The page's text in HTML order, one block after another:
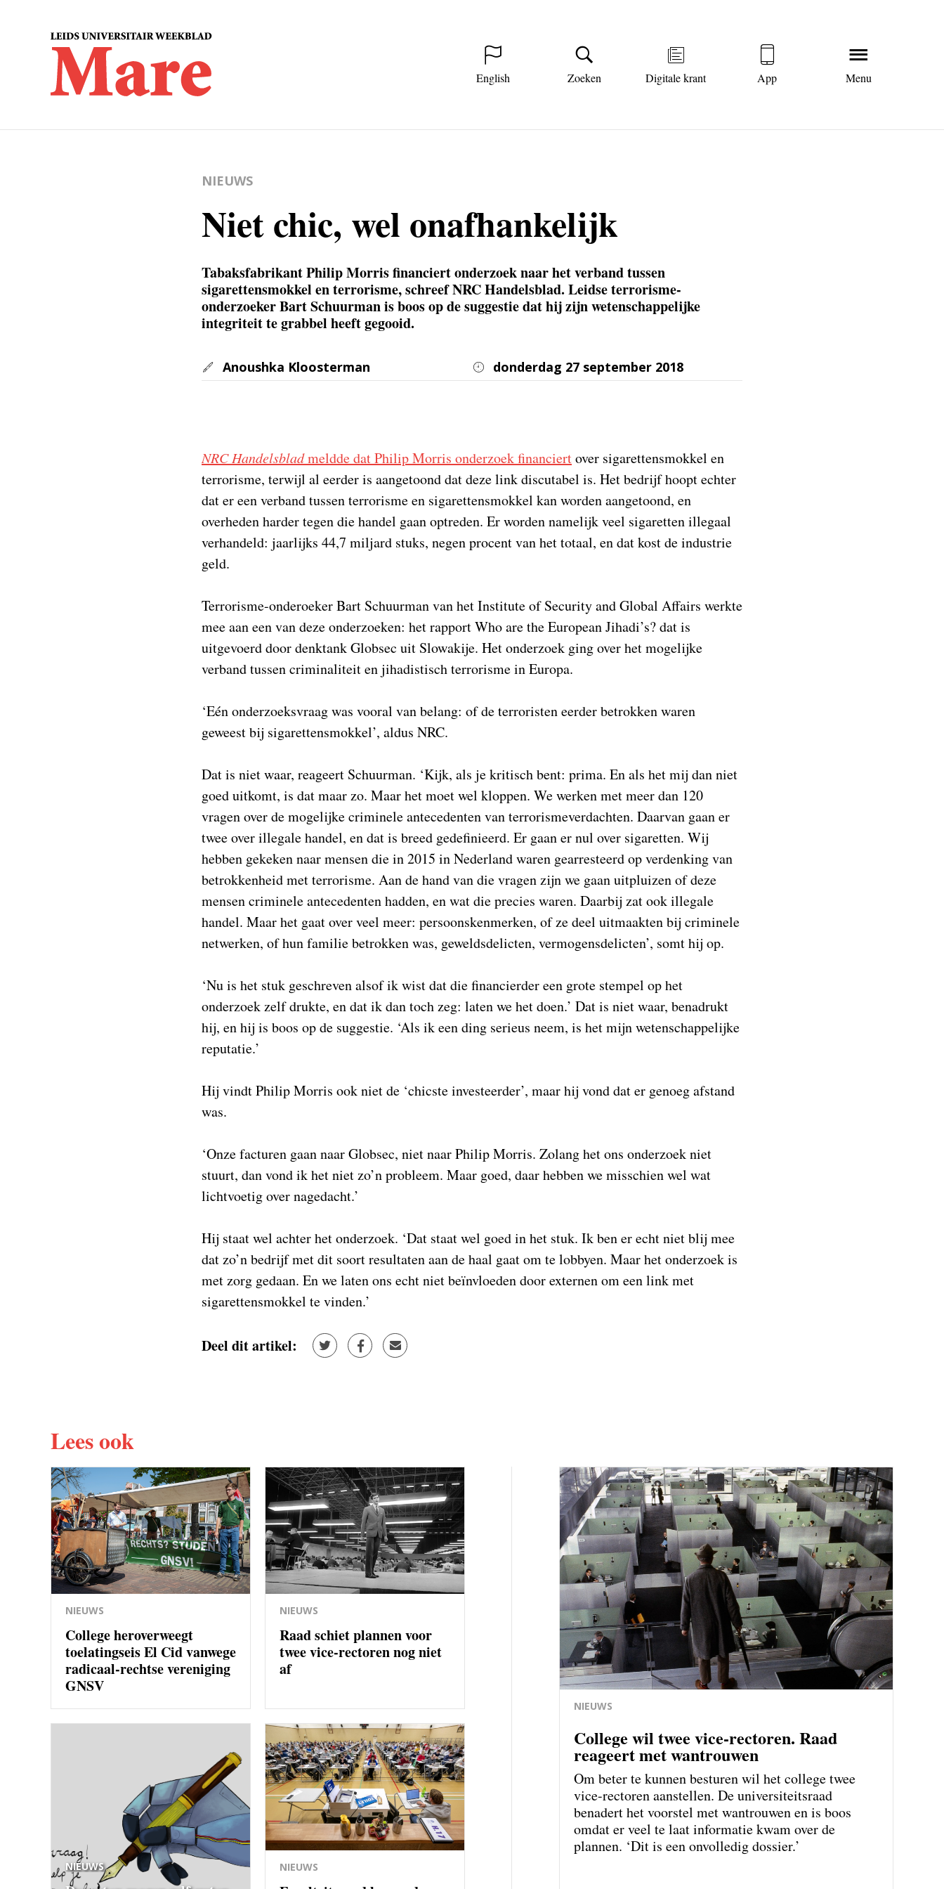
English Zoeken Digitale krant App Menu
NIEUWS
Niet chic, wel onafhankelijk
Tabaksfabrikant Philip Morris financiert onderzoek naar het verband tussen
sigarettensmokkel en terrorisme, schreef NRC Handelsblad. Leidse terrorisme-
onderzoeker Bart Schuurman is boos op de suggestie dat hij zijn wetenschappelijke
integriteit te grabbel heeft gegooid.
Anoushka Kloosterman donderdag 27 september 2018
NRC Handelsbladmeldde dat Philip Morris onderzoek financiertover sigarettensmokkel en
terrorisme, terwijl al eerder is aangetoond dat deze link discutabel is. Het bedrijf hoopt echter
dat er een verband tussen terrorisme en sigarettensmokkel kan worden aangetoond, en
overheden harder tegen die handel gaan optreden. Er worden namelijk veel sigaretten illegaal
verhandeld: jaarlijks 44,7 miljard stuks, negen procent van het totaal, en dat kost de industrie
geld.
Terrorisme-onderoeker Bart Schuurman van het Institute of Security and Global Affairs werkte
mee aan een van deze onderzoeken: het rapport Who are the European Jihadi’s? dat is
uitgevoerd door denktank Globsec uit Slowakije. Het onderzoek ging over het mogelijke
verband tussen criminaliteit en jihadistisch terrorisme in Europa.
‘Eén onderzoeksvraag was vooral van belang: of de terroristen eerder betrokken waren
geweest bij sigarettensmokkel’, aldus NRC.
Dat is niet waar, reageert Schuurman. ‘Kijk, als je kritisch bent: prima. En als het mij dan niet
goed uitkomt, is dat maar zo. Maar het moet wel kloppen. We werken met meer dan 120
vragen over de mogelijke criminele antecedenten van terrorismeverdachten. Daarvan gaan er
twee over illegale handel, en dat is breed gedefinieerd. Er gaan er nul over sigaretten. Wij
hebben gekeken naar mensen die in 2015 in Nederland waren gearresteerd op verdenking van
betrokkenheid met terrorisme. Aan de hand van die vragen zijn we gaan uitpluizen of deze
mensen criminele antecedenten hadden, en wat die precies waren. Daarbij zat ook illegale
handel. Maar het gaat over veel meer: persoonskenmerken, of ze deel uitmaakten bij criminele
netwerken, of hun familie betrokken was, geweldsdelicten, vermogensdelicten’, somt hij op.
‘Nu is het stuk geschreven alsof ik wist dat die financierder een grote stempel op het
onderzoek zelf drukte, en dat ik dan toch zeg: laten we het doen.’ Dat is niet waar, benadrukt
hij, en hij is boos op de suggestie. ‘Als ik een ding serieus neem, is het mijn wetenschappelijke
reputatie.’
Hij vindt Philip Morris ook niet de ‘chicste investeerder’, maar hij vond dat er genoeg afstand
was.
‘Onze facturen gaan naar Globsec, niet naar Philip Morris. Zolang het ons onderzoek niet
stuurt, dan vond ik het niet zo’n probleem. Maar goed, daar hebben we misschien wel wat
lichtvoetig over nagedacht.’
Hij staat wel achter het onderzoek. ‘Dat staat wel goed in het stuk. Ik ben er echt niet blij mee
dat zo’n bedrijf met dit soort resultaten aan de haal gaat om te lobbyen. Maar het onderzoek is
met zorg gedaan. En we laten ons echt niet beïnvloeden door externen om een link met
sigarettensmokkel te vinden.’
Deel dit artikel:
Lees ook
NIEUWS
College wil twee vice-rectoren. Raad
reageert met wantrouwen
Om beter te kunnen besturen wil het college twee
vice-rectoren aanstellen. De universiteitsraad
benadert het voorstel met wantrouwen en is boos
omdat er veel te laat informatie kwam over de
plannen. ‘Dit is een onvolledig dossier.’
NIEUWS
College heroverweegt
toelatingseis El Cid vanwege
radicaal-rechtse vereniging
GNSV
NIEUWS
Raad schiet plannen voor
twee vice-rectoren nog niet
af
NIEUWS NIEUWS